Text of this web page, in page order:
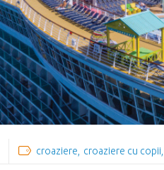
croaziere croaziere cu copii